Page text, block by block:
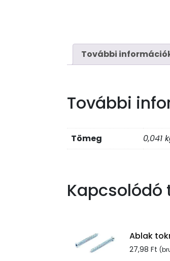
További
További
Tömeg 0,041
Kapcsolódó
Ablak
27,98 Ft